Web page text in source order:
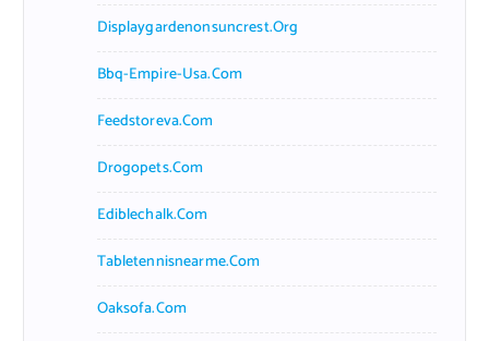
Displaygardenonsuncrest.org
Bbq-Empire-Usa.com
Feedstoreva.com
Drogopets.com
Ediblechalk.com
Tabletennisnearme.com
Oaksofa.com